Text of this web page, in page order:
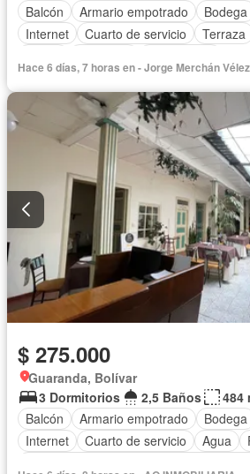
Balcón
Armario empotrado Bodega
Internet
Cuarto de servicio Terraza
Hace 6 días, 7 horas en - Jorge Merchán Vélez
$ 275.000
Guaranda, Bolívar
3 Dormitorios
2,5 Baños
484
Balcón
Armario empotrado Bodega
Internet
Cuarto de servicio Agua